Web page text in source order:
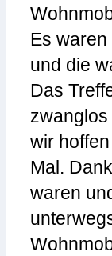
Es
und die
Das
wir
Mal.
waren